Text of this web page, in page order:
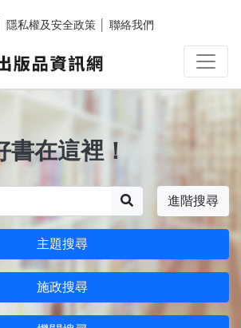
隱私權及安全政策 聯絡我們
在這裡！
進階搜尋
主題搜尋
施政搜尋